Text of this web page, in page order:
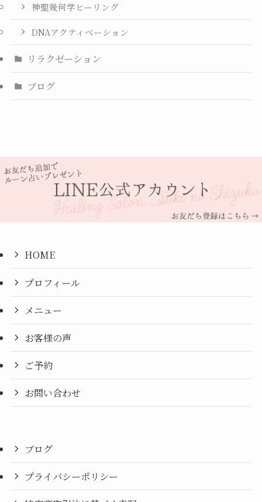
神聖幾何学ヒーリング
DNAアクティベーション
リラクゼーション
ブログ
HOME
プロフィール
メニュー
お客様の声
ご予約
お問い合わせ
ブログ
プライバシーポリシー